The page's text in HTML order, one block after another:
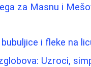
za Masnu i
i fleke na
Uzroci,